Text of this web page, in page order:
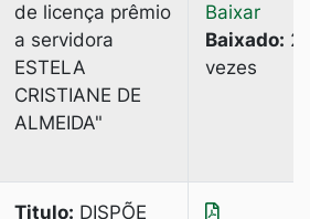
de licença prêmio
a servidora
ESTELA
CRISTIANE DE
ALMEIDA"
Baixar
Baixado: 2
vezes
Titulo: DISPÕE